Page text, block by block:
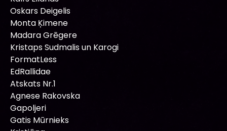
Oskars Deigelis
Monta Ķimene
Madara Grēgere
Kristaps Sudmalis un Karogi
FormatLess
EdRallidae
Atskats Nr.1
Agnese Rakovska
Gapoljeri
Gatis Mūrnieks